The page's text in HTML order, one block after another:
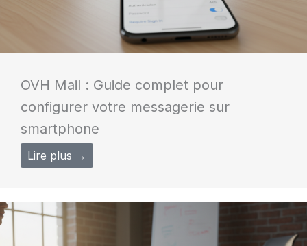
OVH Mail : Guide complet pour
configurer votre messagerie sur
smartphone
Lire plus →